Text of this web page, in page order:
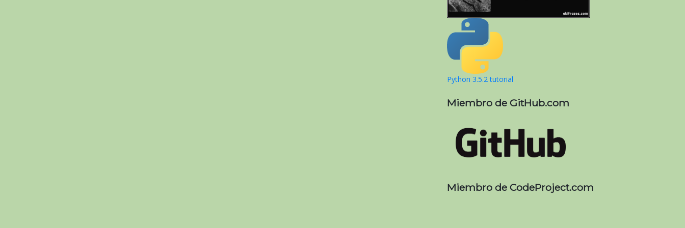
Python 3.5.2 tutorial
Miembro de GitHub.com
Miembro de CodeProject.com